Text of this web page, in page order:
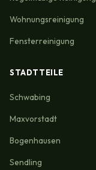
Wohnungsreinigung
Fensterreinigung
STADTTEILE
Schwabing
Maxvorstadt
Bogenhausen
Sendling